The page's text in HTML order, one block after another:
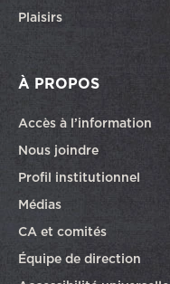
Plaisirs
À PROPOS
Accès à l’information
Nous joindre
Profil institutionnel
Médias
CA et comités
Équipe de direction